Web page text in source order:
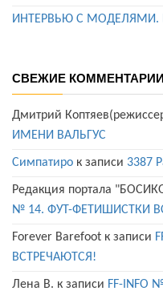
ИНТЕРВЬЮ С МОДЕЛЯМИ.
СВЕЖИЕ КОММЕНТАРИИ
Дмитрий
ИМЕНИ ВАЛЬГУС
Симпатиро к записи 3387
Редакция портала
№ 14. ФУТ-ФЕТИШИСТКИ
Forever Barefoot к записи
ВСТРЕЧАЮТСЯ!
Лена В. к записи FF-INFO